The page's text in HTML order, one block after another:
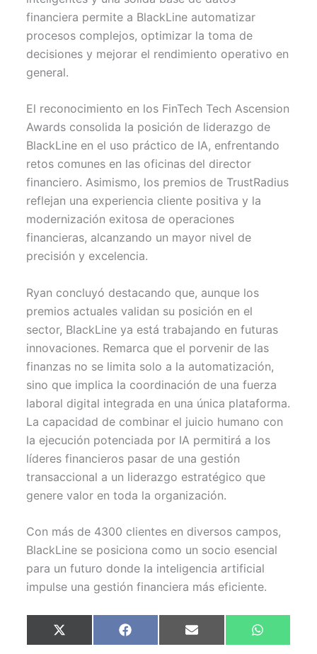
financiera permite a BlackLine automatizar
procesos complejos, optimizar la toma de
decisiones y mejorar el rendimiento operativo en
general.
El reconocimiento en los FinTech Tech Ascension
Awards consolida la posición de liderazgo de
BlackLine en el uso práctico de IA, enfrentando
retos comunes en las oficinas del director
financiero. Asimismo, los premios de TrustRadius
reflejan una experiencia cliente positiva y la
modernización exitosa de operaciones
financieras, alcanzando un mayor nivel de
precisión y excelencia.
Ryan concluyó destacando que, aunque los
premios actuales validan su posición en el
sector, BlackLine ya está trabajando en futuras
innovaciones. Remarca que el porvenir de las
finanzas no se limita solo a la automatización,
sino que implica la coordinación de una fuerza
laboral digital integrada en una única plataforma.
La capacidad de combinar el juicio humano con
la ejecución potenciada por IA permitirá a los
líderes financieros pasar de una gestión
transaccional a un liderazgo estratégico que
genere valor en toda la organización.
Con más de 4300 clientes en diversos campos,
BlackLine se posiciona como un socio esencial
para un futuro donde la inteligencia artificial
impulse una gestión financiera más eficiente.
Compartir
en
X
(
Compartir
en
F
a
Compartir
en
E
m
Compartir
en
W
h